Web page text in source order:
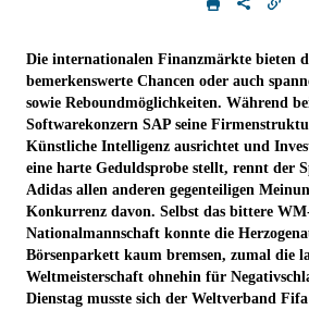
Die internationalen Finanzmärkte bieten
bemerkenswerte Chancen oder auch
sowie Reboundmöglichkeiten. Während
Softwarekonzern SAP seine
Künstliche Intelligenz ausrichtet und
eine harte Geduldsprobe stellt, rennt der
Adidas allen anderen gegenteiligen
Konkurrenz davon. Selbst das bittere
Nationalmannschaft konnte die
Börsenparkett kaum bremsen, zumal die
Weltmeisterschaft ohnehin für
Dienstag musste sich der Weltverband